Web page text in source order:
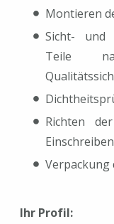
Montieren
Sicht- und
Teile
Richten
Verpackung
Ihr Profil: